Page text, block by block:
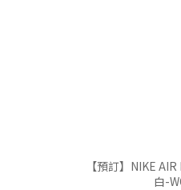
【預訂】NIKE
白-